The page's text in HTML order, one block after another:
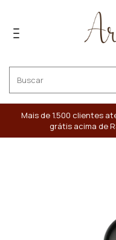
Mais de 1.500 clientes
grátis acima de